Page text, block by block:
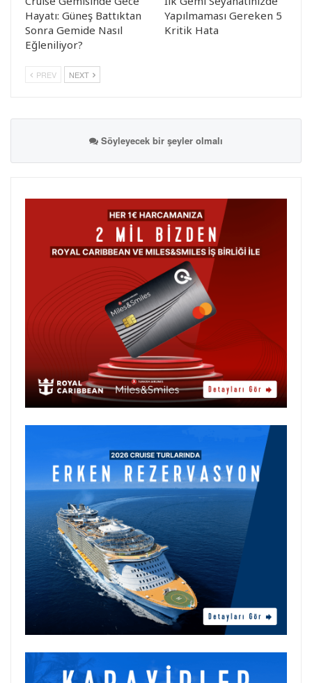
Hayatı: Güneş Battıktan
Sonra Gemide Nasıl
Eğleniliyor?
Yapılmaması Gereken 5
Kritik Hata
PREV NEXT
Söyleyecek bir şeyler olmalı